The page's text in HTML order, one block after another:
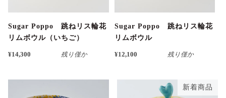
Sugar Poppo 跳ねリス輪花
リムボウル（いちご）
¥14,300 残り僅か
Sugar Poppo 跳ねリス輪花
リムボウル
¥12,100 残り僅か
新着商品